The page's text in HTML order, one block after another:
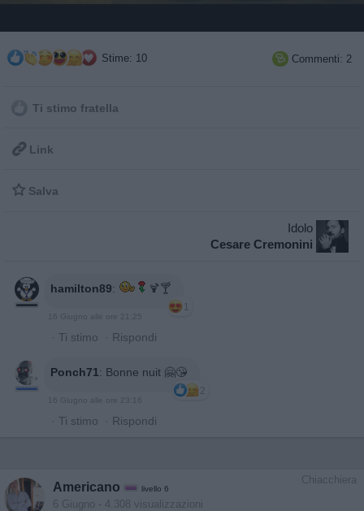
Stime: 10  Commenti: 2
Ti stimo fratella
 Link
 Salva
Idolo
Cesare Cremonini
hamilton89: 🍹🍸
1
16 Giugno alle ore 21:25
· Ti stimo · Rispondi
Ponch71: Bonne nuit 🤗😘
2
16 Giugno alle ore 23:16
· Ti stimo · Rispondi
Chiacchiera
Americano livello 6
6 Giugno - 4.308 visualizzazioni